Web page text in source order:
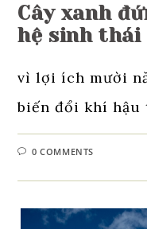
Cây xanh
hệ sinh thái
vì lợi ích mười
biến đổi khí hậu
0 COMMENTS